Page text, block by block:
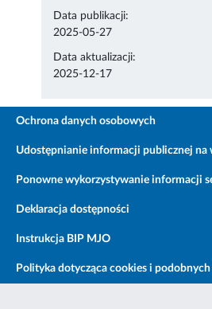
Data publikacji:
2025-05-27
Data aktualizacji:
2025-12-17
Ochrona danych osobowych
Udostępnianie informacji publicznej na
Ponowne wykorzystywanie informacji
Deklaracja dostępności
Instrukcja BIP MJO
Polityka dotycząca cookies i